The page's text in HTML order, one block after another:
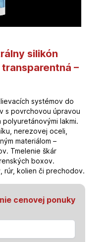
silikón
transparentná –
systémov do
s povrchovou úpravou
lakmi.
nerezovej oceli,
materiálom –
Tmelenie škár
boxov.
rúr, kolien či prechodov.
cenovej ponuky